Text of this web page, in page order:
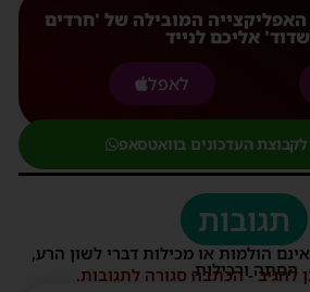
האפליקצייה המובילה של 'חרדים
אליכם לנייד
לאפל
העדכונים בוואטסאפ
תגובות
הולמות או מכילות דברי לשון הרע,
הסתה ורכילות.
להגיב - הכתבה סגורה לתגובות.